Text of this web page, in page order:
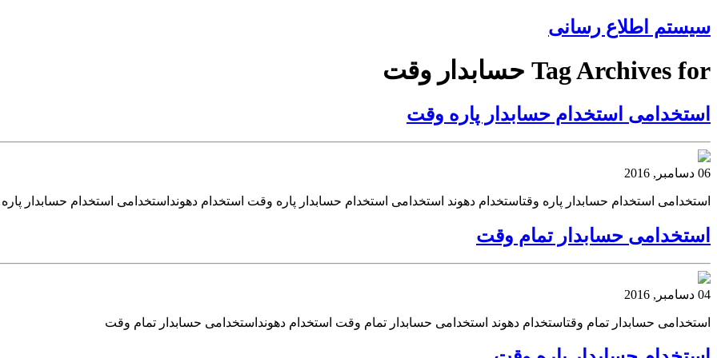
سیستم اطلاع رسانی
Tag Archives for حسابدار وقت
استخدامی استخدام حسابدار پاره وقت
06 دسامبر, 2016
استخدامی استخدام حسابدار پاره وقتاستخدام دهوند استخدامی استخدام حسابدار پاره وقت استخدام دهونداستخدامی استخدام حسابدار
استخدامی حسابدار تمام وقت
04 دسامبر, 2016
استخدامی حسابدار تمام وقتاستخدام دهوند استخدامی حسابدار تمام وقت استخدام دهونداستخدامی حسابدار تمام وقت